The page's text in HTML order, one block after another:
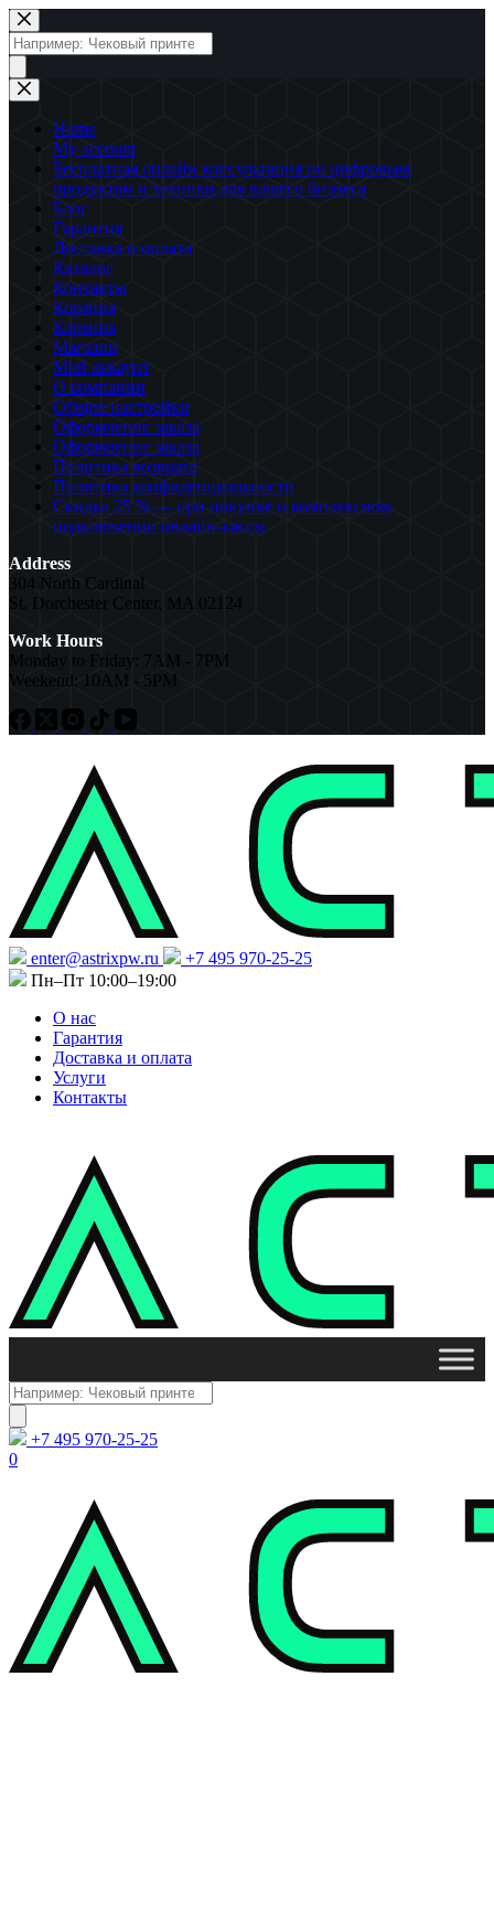
Перейти
к
сути
Поиск
товаров
Home
My account
Бесплатная онлайн консультация по цифровым
продуктам и техники для вашего бизнеса
Блог
Гарантия
Доставка и оплата
Каталог
Контакты
Корзина
Корзина
Магазин
Мой аккаунт
О компании
Общие настройки
Оформление заказа
Оформление заказа
Политика возврата
Политика конфиденциальности
Скидка 25 % — при покупке и комплексном
подключении онлайн-кассы
Address
304 North Cardinal
St. Dorchester Center, MA 02124
Work Hours
Monday to Friday: 7AM - 7PM
Weekend: 10AM - 5PM
enter@astrixpw.ru
+7 495 970-25-25
Пн–Пт 10:00–19:00
О нас
Гарантия
Доставка и оплата
Услуги
Контакты
Поиск
товаров
+7 495 970-25-25
0